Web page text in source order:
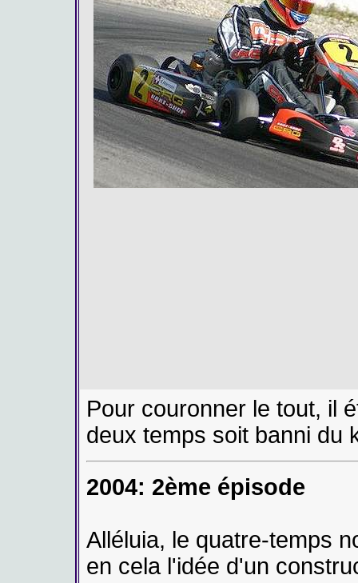
Pour couronner le tout, il
deux temps soit banni du
2004: 2ème épisode
Alléluia, le quatre-temps
en cela l'idée d'un